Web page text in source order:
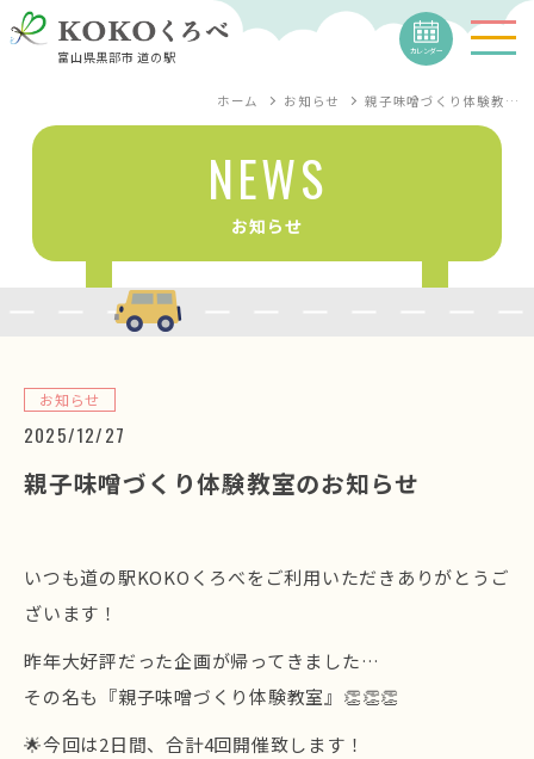
富山県黒部市 道の駅 カレンダー
NEWS
お知らせ
ホーム お知らせ 親子味噌づくり体験教…
お知らせ
2025/12/27
親子味噌づくり体験教室のお知らせ
いつも道の駅KOKOくろべをご利用いただきありがとうご
ざいます！
昨年大好評だった企画が帰ってきました…
その名も『親子味噌づくり体験教室』👏👏👏
🌟今回は2日間、合計4回開催致します！